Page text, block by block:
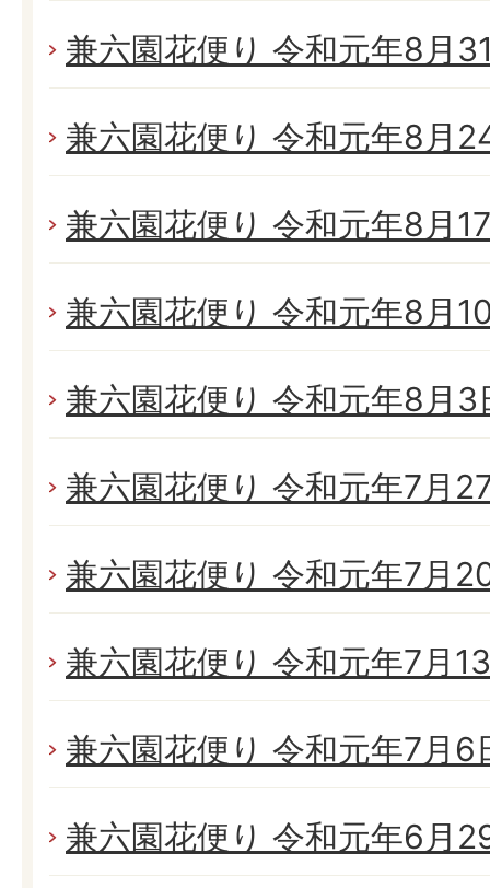
兼六園花便り 令和元年8月
兼六園花便り 令和元年8月
兼六園花便り 令和元年8月
兼六園花便り 令和元年8月
兼六園花便り 令和元年8月3
兼六園花便り 令和元年7月
兼六園花便り 令和元年7月
兼六園花便り 令和元年7月
兼六園花便り 令和元年7月6
兼六園花便り 令和元年6月